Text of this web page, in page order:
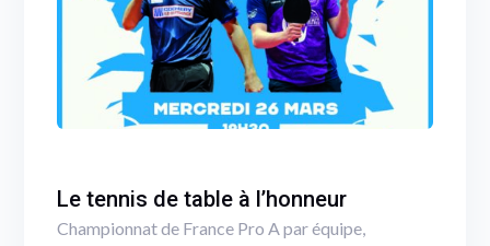
Le tennis de table à l’honneur
Championnat de France Pro A par équipe,